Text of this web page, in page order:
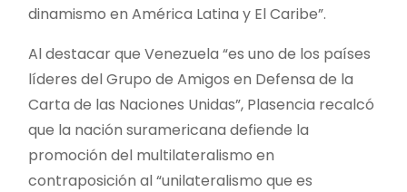
dinamismo en América Latina y El Caribe”.
Al destacar que Venezuela “es uno de los países
líderes del Grupo de Amigos en Defensa de la
Carta de las Naciones Unidas”, Plasencia recalcó
que la nación suramericana defiende la
promoción del multilateralismo en
contraposición al “unilateralismo que es